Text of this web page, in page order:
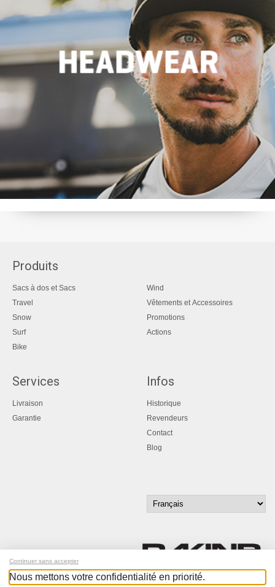
Produits
Sacs à dos et Sacs
Travel
Snow
Surf
Bike
Wind
Vêtements et Accessoires
Promotions
Actions
Services
Livraison
Garantie
Infos
Historique
Revendeurs
Contact
Blog
Continuer sans accepter
Nous mettons votre confidentialité en priorité.